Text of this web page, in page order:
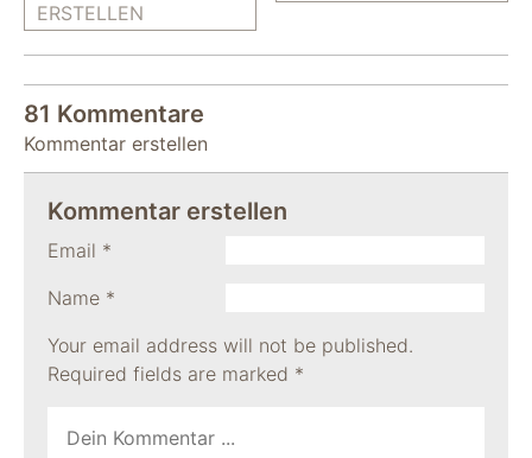
ERSTELLEN
81 Kommentare
Kommentar erstellen
Kommentar erstellen
Your email address will not be published.
Required fields are marked *
Name *
Email *